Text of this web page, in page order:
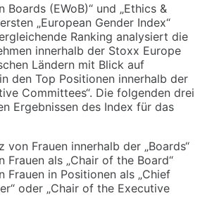
Boards (EWoB)“ und „Ethics &
„European Gender Index“
Ranking analysiert die
innerhalb der Stoxx Europe
Ländern mit Blick auf
den Top Positionen innerhalb der
Committees“. Die folgenden drei
Ergebnissen des Index für das
von Frauen innerhalb der „Boards“
Frauen als „Chair of the Board“
Frauen in Positionen als „Chief
oder „Chair of the Executive